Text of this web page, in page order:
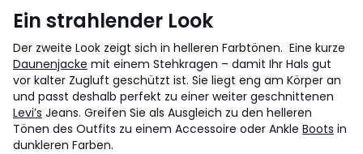
Ein strahlender Look
Der zweite Look zeigt sich in helleren Farbtönen. Eine kurze
Daunenjacke mit einem Stehkragen – damit Ihr Hals gut
vor kalter Zugluft geschützt ist. Sie liegt eng am Körper an
und passt deshalb perfekt zu einer weiter geschnittenen
Levi’s Jeans. Greifen Sie als Ausgleich zu den helleren
Tönen des Outfits zu einem Accessoire oder Ankle Boots in
dunkleren Farben.